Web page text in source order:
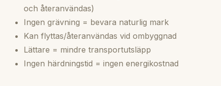
och återanvändas)
Ingen grävning = bevara naturlig mark
Kan flyttas/återanvändas vid ombyggnad
Lättare = mindre transportutsläpp
Ingen härdningstid = ingen energikostnad